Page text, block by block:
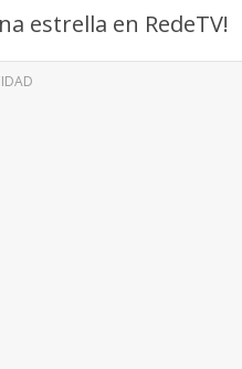
estrella en RedeTV!